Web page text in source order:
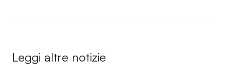
Leggi altre notizie